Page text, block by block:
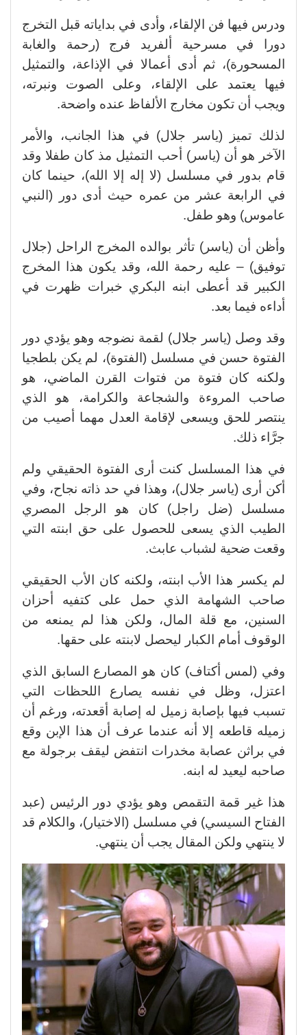
ودرس فيها فن الإلقاء، وأدى في بداياته قبل التخرج
دورا في مسرحية ألفريد فرج (رحمة والغابة
المسحورة)، ثم أدى أعمالا في الإذاعة، والتمثيل
فيها يعتمد على الإلقاء، وعلى الصوت ونبرته،
ويجب أن تكون مخارج الألفاظ عنده واضحة.
لذلك تميز (ياسر جلال) في هذا الجانب، والأمر
الآخر هو أن (ياسر) أحب التمثيل مذ كان طفلا وقد
قام بدور في مسلسل (لا إله إلا الله)، حينما كان
في الرابعة عشر من عمره حيث أدى دور (النبي
عاموس) وهو طفل.
وأظن أن (ياسر) تأثر بوالده المخرج الراحل (جلال
توفيق) – عليه رحمة الله، وقد يكون هذا المخرج
الكبير قد أعطى ابنه البكري خبرات ظهرت في
أداءه فيما بعد.
وقد وصل (ياسر جلال) لقمة نضوجه وهو يؤدي دور
الفتوة حسن في مسلسل (الفتوة)، لم يكن بلطجيا
ولكنه كان فتوة من فتوات القرن الماضي، هو
صاحب المروءة والشجاعة والكرامة، هو الذي
ينتصر للحق ويسعى لإقامة العدل مهما أصيب من
جرَّاء ذلك.
في هذا المسلسل كنت أرى الفتوة الحقيقي ولم
أكن أرى (ياسر جلال)، وهذا في حد ذاته نجاح، وفي
مسلسل (ضل راجل) كان هو الرجل المصري
الطيب الذي يسعى للحصول على حق ابنته التي
وقعت ضحية لشباب عابث.
لم يكسر هذا الأب ابنته، ولكنه كان الأب الحقيقي
صاحب الشهامة الذي حمل على كتفيه أحزان
السنين، مع قلة المال، ولكن هذا لم يمنعه من
الوقوف أمام الكبار ليحصل لابنته على حقها.
وفي (لمس أكتاف) كان هو المصارع السابق الذي
اعتزل، وظل في نفسه يصارع اللحظات التي
تسبب فيها بإصابة زميل له إصابة أقعدته، ورغم أن
زميله قاطعه إلا أنه عندما عرف أن هذا الإبن وقع
في براثن عصابة مخدرات انتفض ليقف برجولة مع
صاحبه ليعيد له ابنه.
هذا غير قمة التقمص وهو يؤدي دور الرئيس (عبد
الفتاح السيسي) في مسلسل (الاختيار)، والكلام قد
لا ينتهي ولكن المقال يجب أن ينتهي.